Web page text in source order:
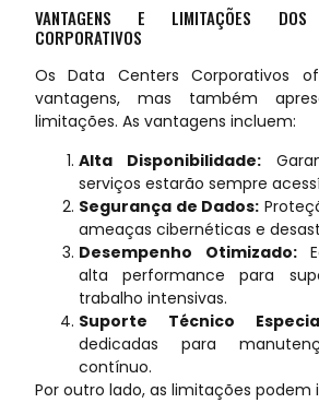
VANTAGENS E LIMITAÇÕES
CORPORATIVOS
Os Data Centers Corporativos
vantagens, mas também
limitações. As vantagens incluem:
Alta Disponibilidade:
serviços estarão sempre
Segurança de Dados:
ameaças cibernéticas e
Desempenho Otimizado:
alta performance para
trabalho intensivas.
Suporte Técnico
dedicadas para
contínuo.
Por outro lado, as limitações podem